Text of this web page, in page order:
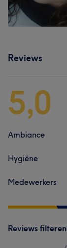
Reviews
5,0
Ambiance
Hygiëne
Medewerkers
Reviews filteren